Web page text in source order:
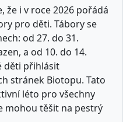
že i v roce 2026 pořádá
pro děti. Tábory se
od 27. do 31.
a od 10. do 14.
děti přihlásit
stránek Biotopu. Tato
léto pro všechny
mohou těšit na pestrý